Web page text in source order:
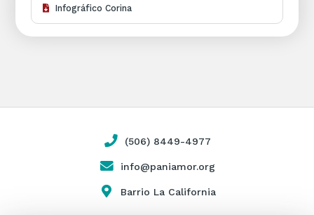
Infográfico Corina
(506) 8449-4977
info@paniamor.org
Barrio La California